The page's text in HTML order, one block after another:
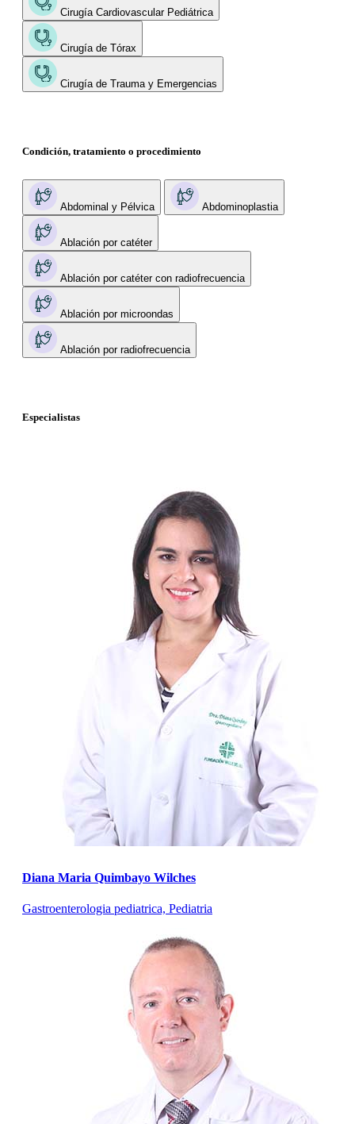
Cirugía Cardiovascular Pediátrica
Cirugía de Tórax
Cirugía de Trauma y Emergencias
Condición, tratamiento o procedimiento
Abdominal y Pélvica Abdominoplastia
Ablación por catéter
Ablación por catéter con radiofrecuencia
Ablación por microondas
Ablación por radiofrecuencia
Especialistas
Diana Maria Quimbayo Wilches
Gastroenterologia pediatrica, Pediatria